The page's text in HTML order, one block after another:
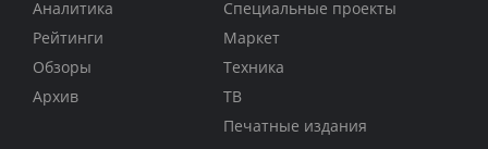
Аналитика
Рейтинги
Обзоры
Архив
Специальные проекты
Маркет
Техника
ТВ
Печатные издания